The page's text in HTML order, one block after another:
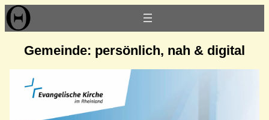
Zum
Inhalt
Gemeinde: persönlich, nah & digital